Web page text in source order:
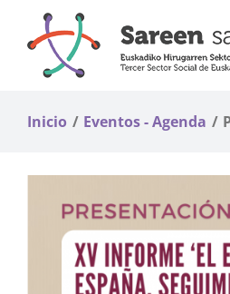
contenido
Inicio Eventos - Agenda